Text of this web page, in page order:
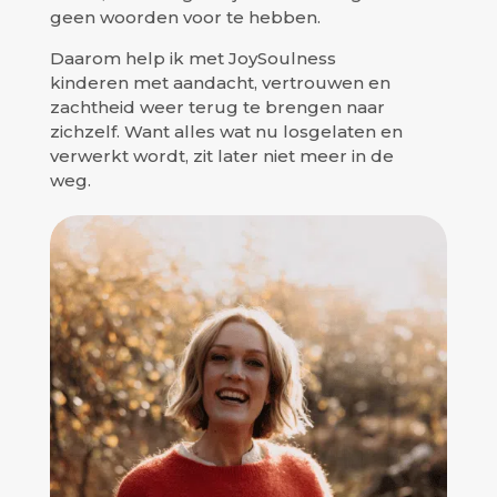
geen woorden voor te hebben.
Daarom help ik met JoySoulness
kinderen met aandacht, vertrouwen en
zachtheid weer terug te brengen naar
zichzelf. Want alles wat nu losgelaten en
verwerkt wordt, zit later niet meer in de
weg.